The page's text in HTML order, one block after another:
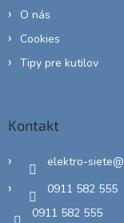
O nás
Cookies
Tipy pre kutilov
Kontakt
elektro-siete@
0911 582 555
0911 582 555